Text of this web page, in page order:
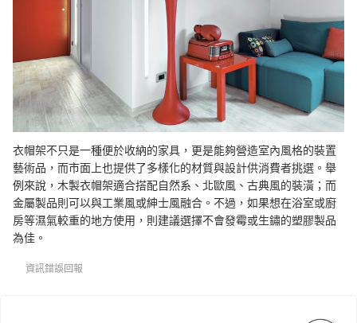
衣帽架不只是一種便於收納的家具，更是能夠營造室內風格的裝置
藝術品，而市面上也提供了多樣化的材質與設計供消費者挑選。舉
例來說，木製衣帽架適合搭配自然系、北歐風、古典風的裝潢；而
金屬製品則可以與工業風或紳士風融合。不過，如果想在浴室或廚
房等濕氣較重的地方使用，則建議選擇不會發霉或生鏽的塑膠製品
為佳。
資訊錯誤回報